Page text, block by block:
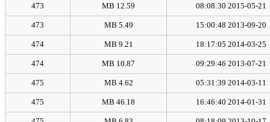
2015-05-21 08:08:30
12.59 MB
473
2013-09-20 15:00:48
5.49 MB
473
2014-03-25 18:17:05
9.21 MB
474
2013-07-21 09:29:46
10.87 MB
474
2014-03-11 05:31:39
4.62 MB
475
2014-01-31 16:46:40
46.18 MB
475